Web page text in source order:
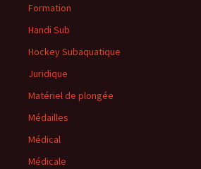
Formation
Handi Sub
Hockey Subaquatique
Juridique
Matériel de plongée
Médailles
Médical
Médicale